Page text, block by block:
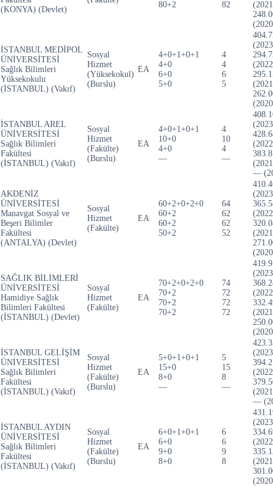
(KONYA) (Devlet)
80+2 82
İSTANBUL MEDİPOL
ÜNİVERSİTESİ
Sağlık Bilimleri
Yüksekokulu
(İSTANBUL) (Vakıf)
Sosyal
Hizmet
(Yüksekokul)
(Burslu)
EA
4+0+1+0+1
4+0
6+0
5+0
4
4
6
5
İSTANBUL AREL
ÜNİVERSİTESİ
Sağlık Bilimleri
Fakültesi
(İSTANBUL) (Vakıf)
Sosyal
Hizmet
(Fakülte)
(Burslu)
EA
4+0+1+0+1
10+0
4+0
—
4
10
4
—
—
AKDENİZ
ÜNİVERSİTESİ
Manavgat Sosyal ve
Beşeri Bilimler
Fakültesi
(ANTALYA) (Devlet)
Sosyal
Hizmet
(Fakülte)
EA
60+2+0+2+0
60+2
60+2
50+2
64
62
62
52
SAĞLIK BİLİMLERİ
ÜNİVERSİTESİ
Hamidiye Sağlık
Bilimleri Fakültesi
(İSTANBUL) (Devlet)
Sosyal
Hizmet
(Fakülte)
EA
70+2+0+2+0
70+2
70+2
70+2
74
72
72
72
İSTANBUL GELİŞİM
ÜNİVERSİTESİ
Sağlık Bilimleri
Fakültesi
(İSTANBUL) (Vakıf)
Sosyal
Hizmet
(Fakülte)
(Burslu)
EA
5+0+1+0+1
15+0
8+0
—
5
15
8
—
—
İSTANBUL AYDIN
ÜNİVERSİTESİ
Sağlık Bilimleri
Fakültesi
(İSTANBUL) (Vakıf)
Sosyal
Hizmet
(Fakülte)
(Burslu)
EA
6+0+1+0+1
6+0
9+0
8+0
6
6
9
8